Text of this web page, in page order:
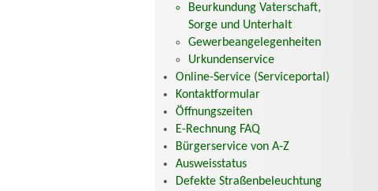
Beurkundung Vaterschaft,
Sorge und Unterhalt
Gewerbeangelegenheiten
Urkundenservice
Online-Service (Serviceportal)
Kontaktformular
Öffnungszeiten
E-Rechnung FAQ
Bürgerservice von A-Z
Ausweisstatus
Defekte Straßenbeleuchtung